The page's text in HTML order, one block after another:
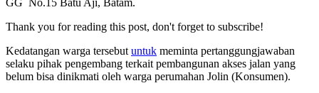
Thank you for reading this post, don't forget to subscribe!
Kedatangan warga tersebut untuk meminta pertanggungjawaban
selaku pihak pengembang terkait pembangunan akses jalan yang
belum bisa dinikmati oleh warga perumahan Jolin (Konsumen).